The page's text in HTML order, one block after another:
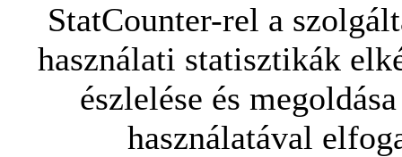
StatCounter-rel a
használati statisztikák
észlelése és
használatával